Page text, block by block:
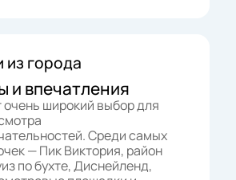
из города
и впечатления
очень широкий выбор для
Среди самых
— Пик Виктория, район
по бухте, Диснейленд,